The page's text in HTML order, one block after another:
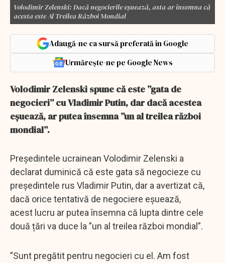
Volodimir Zelenski: Dacă negocierile eșuează, asta ar însemna că
acesta este Al Treilea Război Mondial
Adaugă-ne ca sursă preferată în Google
Urmărește-ne pe Google News
Volodimir Zelenski spune că este ”gata de
negocieri” cu Vladimir Putin, dar dacă acestea
eșuează, ar putea însemna ”un al treilea război
mondial”.
Președintele ucrainean Volodimir Zelenski a
declarat duminică că este gata să negocieze cu
președintele rus Vladimir Putin, dar a avertizat că,
dacă orice tentativă de negociere eșuează,
acest lucru ar putea însemna că lupta dintre cele
două țări va duce la ”un al treilea război mondial”.
”Sunt pregătit pentru negocieri cu el. Am fost